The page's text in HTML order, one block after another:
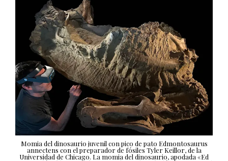
Momia del dinosaurio juvenil con pico de pato Edmontosaurus
annectens con el preparador de fósiles Tyler Keillor, de la
Universidad de Chicago. La momia del dinosaurio, apodada «Ed